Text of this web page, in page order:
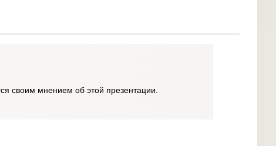
своим мнением об этой презентации.